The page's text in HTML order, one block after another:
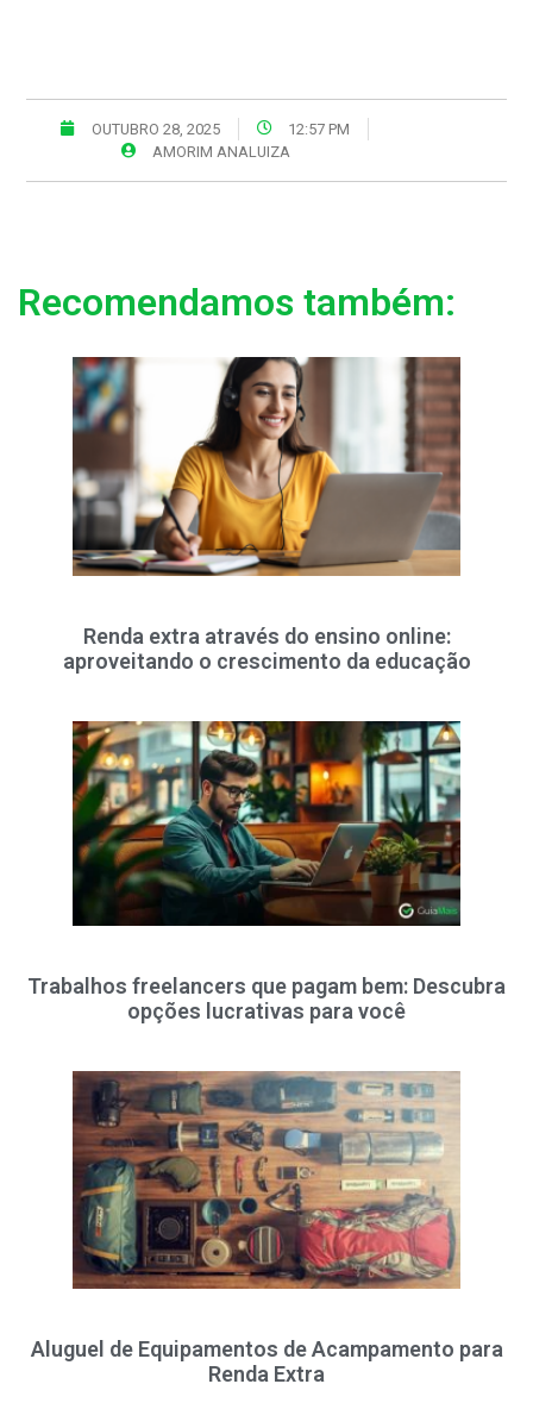
OUTUBRO 28, 2025
12:57 PM
AMORIM ANALUIZA
Recomendamos também:
Renda extra através do ensino online:
aproveitando o crescimento da educação
Trabalhos freelancers que pagam bem: Descubra
opções lucrativas para você
Aluguel de Equipamentos de Acampamento para
Renda Extra